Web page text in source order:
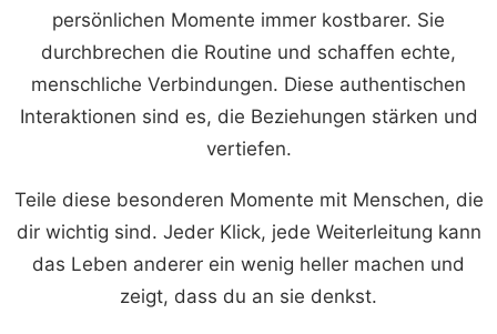
persönlichen Momente immer kostbarer. Sie
durchbrechen die Routine und schaffen echte,
menschliche Verbindungen. Diese authentischen
Interaktionen sind es, die Beziehungen stärken und
vertiefen.
Teile diese besonderen Momente mit Menschen, die
dir wichtig sind. Jeder Klick, jede Weiterleitung kann
das Leben anderer ein wenig heller machen und
zeigt, dass du an sie denkst.